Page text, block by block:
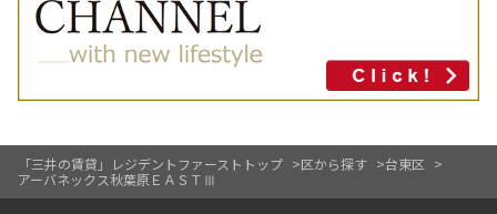
「三井の賃貸」レジデントファーストトップ 区から探す
台東区
アーバネックス秋葉原ＥＡＳＴⅢ